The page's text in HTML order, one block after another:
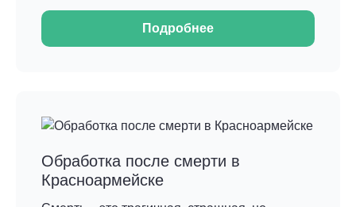
Подробнее
Обработка после смерти в
Красноармейске